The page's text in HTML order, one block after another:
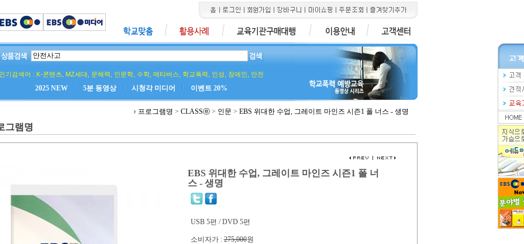
기검색어 : K-콘텐츠 MZ세대 문해력 인문학, 수학, 메타버스 학교폭력 인성 장애인 안전
2025 NEW 5분 동영상 시청각 미디어 이벤트 20%
프로그램명 > CLASSⓔ > 인문 > EBS 위대한 수업, 그레이트 마인즈 시즌1 폴 너스 - 생명
그램명
EBS 위대한 수업, 그레이트 마인즈 시즌1 폴 너
스 - 생명
USB 5편 / DVD 5편
소비자가 :275,000원